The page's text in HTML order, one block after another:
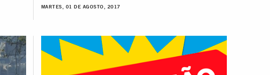
MARTES, 01 DE AGOSTO, 2017